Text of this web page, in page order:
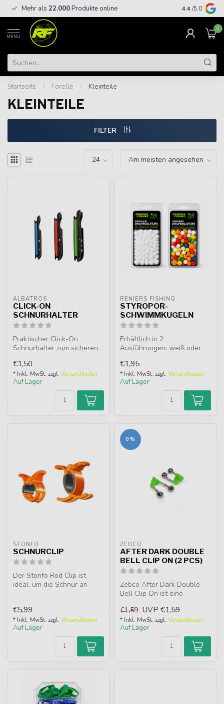
Mehr als 22.000Produkte online Kostenloser
€
4.4 /5.0
MENU
0
Startseite / Forelle / Kleinteile
KLEINTEILE
FILTER
ALBATROS
CLICK-ON
SCHNURHALTER
Praktischer Click-On
Schnurhalter zum sicheren
Demonta...
€1,50
* Inkl. MwSt. zzgl. Versandkosten
Auf Lager
RENIERS FISHING
STYROPOR-
SCHWIMMKUGELN
Erhältlich in 2
Ausführungen: weiß oder
Schwimmkugeln für Forel...
€1,95
* Inkl. MwSt. zzgl. Versandkosten
Auf Lager
STONFO
SCHNURCLIP
Der Stonfo Rod Clip ist
ideal, um die Schnur an
€5,99
* Inkl. MwSt. zzgl. Versandkosten
Auf Lager
0%
ZEBCO
AFTER DARK DOUBLE
BELL CLIP ON (2 PCS)
Zebco After Dark Double
Bell Clip On ist eine
fuer die R...
€1,59 UVP €1,59
* Inkl. MwSt. zzgl. Versandkosten
Auf Lager